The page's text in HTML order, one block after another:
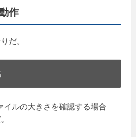
作
だ。
イルの大きさを確認する場合